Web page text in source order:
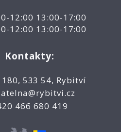
12:00 13:00-17:00
12:00 13:00-17:00
Kontakty:
533 54, Rybitví
466 680 419